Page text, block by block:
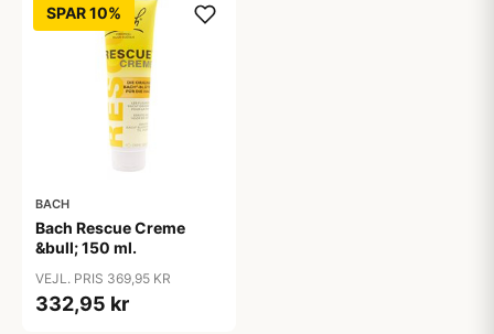
SPAR 10%
BACH
Bach Rescue Creme
&bull; 150 ml.
VEJL. PRIS 369,95 KR
332,95 kr